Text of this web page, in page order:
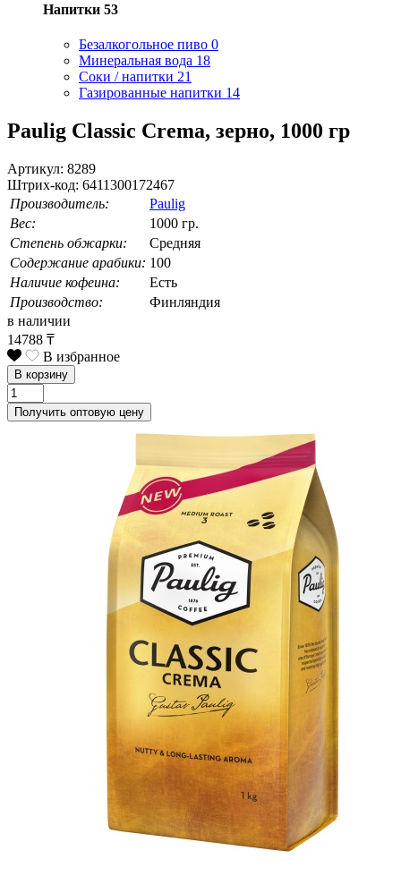
Напитки 53
Безалкогольное пиво 0
Минеральная вода 18
Соки / напитки 21
Газированные напитки 14
Paulig Classic Crema, зерно, 1000 гр
Артикул: 8289
Штрих-код: 6411300172467
Производитель:
Paulig
Вес:
1000 гр.
Степень обжарки:
Средняя
Содержание арабики: 100
Наличие кофеина:
Есть
Производство:
Финляндия
в наличии
14788 ₸
В избранное
В корзину
Получить оптовую цену